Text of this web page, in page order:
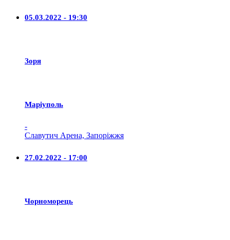
05.03.2022 - 19:30
Зоря
Маріуполь
-
Славутич Арена, Запоріжжя
27.02.2022 - 17:00
Чорноморець